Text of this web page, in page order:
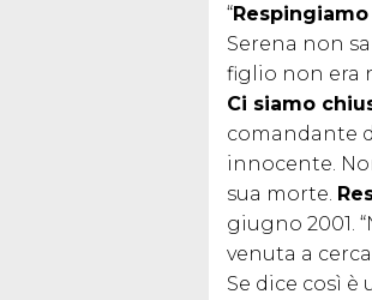
“
Serena non
figlio non era
Ci siamo
comandante
innocente.
sua morte.
giugno 2001.
venuta a
Se dice così